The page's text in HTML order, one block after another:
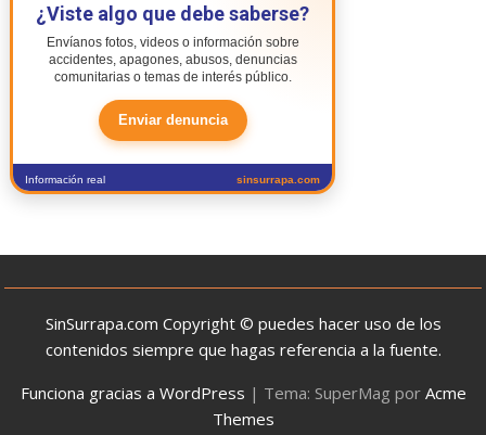
¿Viste algo que debe saberse?
Envíanos fotos, videos o información sobre
accidentes, apagones, abusos, denuncias
comunitarias o temas de interés público.
Enviar denuncia
Información real sinsurrapa.com
SinSurrapa.com Copyright © puedes hacer uso de los
contenidos siempre que hagas referencia a la fuente.
Funciona gracias a WordPress | Tema: SuperMag por Acme
Themes